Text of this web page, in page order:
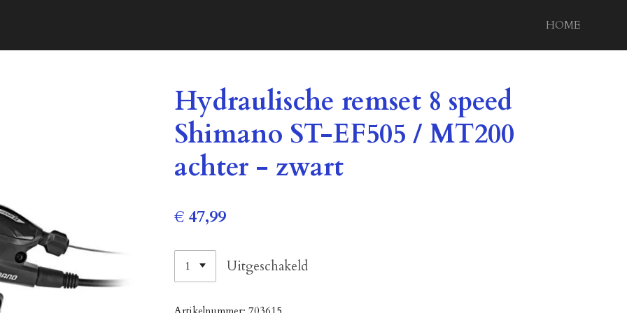
HOME
Hydraulische remset 8 speed
Shimano ST-EF505 / MT200
achter - zwart
€ 47,99
Uitgeschakeld